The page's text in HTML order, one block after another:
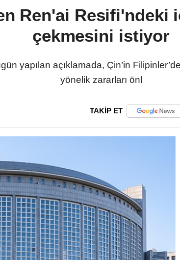
Ren'ai Resifi'ndeki
çekmesini istiyor
yapılan açıklamada, Çin’in
yönelik zararları önl
TAKİP ET